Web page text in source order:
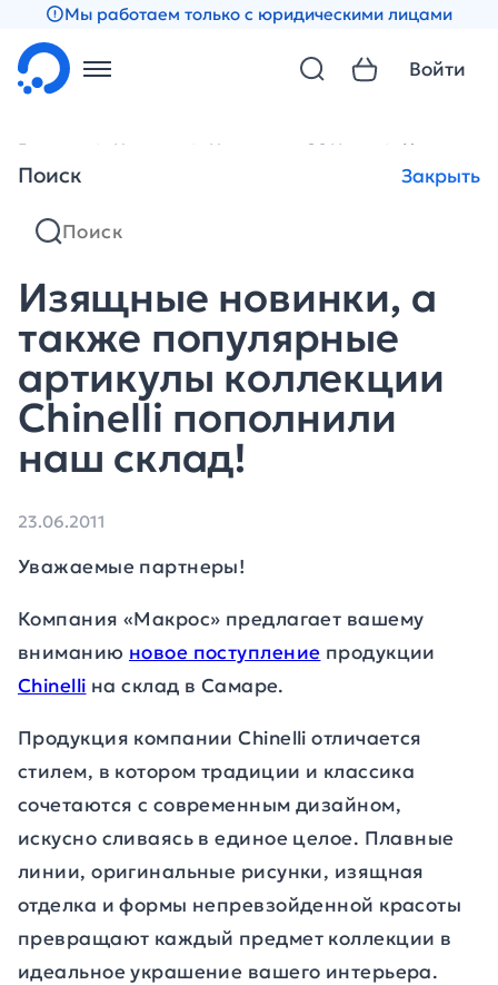
Мы работаем только с юридическими лицами
Поиск Закрыть
Войти
Главная Новости Новости за 2011 год Изящные
Изящные новинки, а
также популярные
артикулы коллекции
Chinelli пополнили
наш склад!
23.06.2011
Уважаемые партнеры!
Компания «Макрос» предлагает вашему
вниманию новое поступление продукции
Chinelli на склад в Самаре.
Продукция компании Chinelli отличается
стилем, в котором традиции и классика
сочетаются с современным дизайном,
искусно сливаясь в единое целое. Плавные
линии, оригинальные рисунки, изящная
отделка и формы непревзойденной красоты
превращают каждый предмет коллекции в
идеальное украшение вашего интерьера.